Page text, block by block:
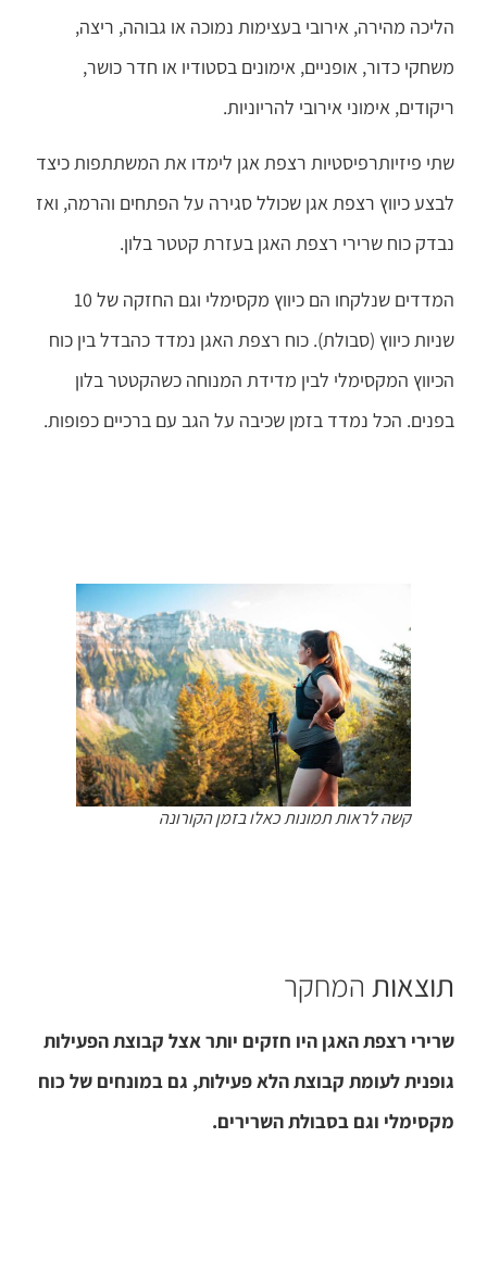
הליכה מהירה, אירובי בעצימות נמוכה או גבוהה, ריצה,
משחקי כדור, אופניים, אימונים בסטודיו או חדר כושר,
ריקודים, אימוני אירובי להריוניות.
שתי פיזיותרפיסטיות רצפת אגן לימדו את המשתתפות כיצד
לבצע כיווץ רצפת אגן שכולל סגירה על הפתחים והרמה, ואז
נבדק כוח שרירי רצפת האגן בעזרת קטטר בלון.
המדדים שנלקחו הם כיווץ מקסימלי וגם החזקה של 10
שניות כיווץ (סבולת). כוח רצפת האגן נמדד כהבדל בין כוח
הכיווץ המקסימלי לבין מדידת המנוחה כשהקטטר בלון
בפנים. הכל נמדד בזמן שכיבה על הגב עם ברכיים כפופות.
קשה לראות תמונות כאלו בזמן הקורונה
תוצאות המחקר
שרירי רצפת האגן היו חזקים יותר אצל קבוצת הפעילות
גופנית לעומת קבוצת הלא פעילות, גם במונחים של כוח
מקסימלי וגם בסבולת השרירים.